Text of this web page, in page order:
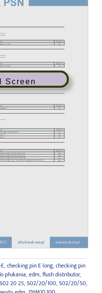
Screen
, checking pin E long, checking pin
płukania, edm, flush distributor,
S02 20 25, S02/20/100, S02/20/50,